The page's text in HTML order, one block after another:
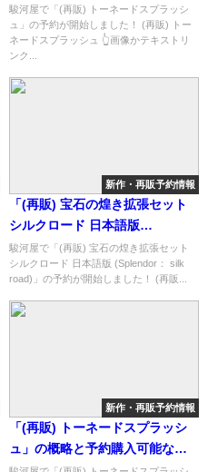
ョップ紹介！
駿河屋で「(再販) トーネードスプラッシ
ュ」の予約が開始しました！ (再販) トー
ネードスプラッシュ 👆画像かテキストリ
ンク...
新作・再販予約情報
「(再販) 宝石の煌き拡張セット
シルクロード 日本語版
(Splendor： silk road)」の概略
と予約購入可能なショップ紹
介！
駿河屋で「(再販) 宝石の煌き拡張セット
シルクロード 日本語版 (Splendor： silk
road)」の予約が開始しました！ (再販...
新作・再販予約情報
「(再販) トーネードスプラッシ
ュ」の概略と予約購入可能なシ